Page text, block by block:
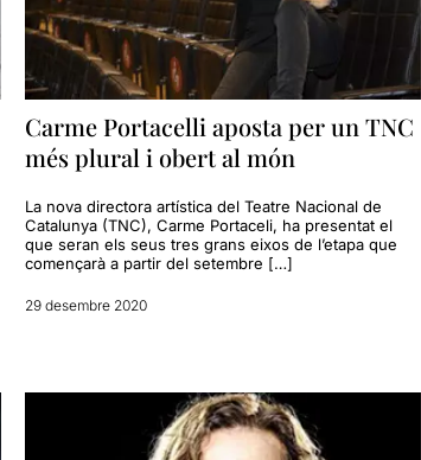
Carme Portacelli aposta per un TNC
més plural i obert al món
La nova directora artística del Teatre Nacional de
Catalunya (TNC), Carme Portaceli, ha presentat el
que seran els seus tres grans eixos de l’etapa que
començarà a partir del setembre […]
29 desembre 2020